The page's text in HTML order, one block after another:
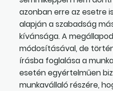
azonban erre az esetre
alapján a szabadság
kívánsága. A
módosításával, de
írásba foglalása a
esetén egyértelműen
munkavállaló részére,